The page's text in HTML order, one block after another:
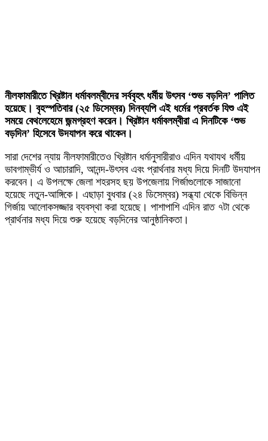
নীলফামারীতে খ্রিষ্টান ধর্মাবলম্বীদের সর্ববৃহৎ ধর্মীয় উৎসব ‘শুভ বড়দিন’ পালিত
হয়েছে। বৃহস্পতিবার (২৫ ডিসেম্বর) দিনব্যপি এই ধর্মের প্রবর্তক যিশু এই
সময়ে বেথলেহেমে জন্মগ্রহণ করেন। খ্রিষ্টান ধর্মাবলম্বীরা এ দিনটিকে ‘শুভ
বড়দিন’ হিসেবে উদযাপন করে থাকেন।
সারা দেশের ন্যায় নীলফামারীতেও খ্রিষ্টান ধর্মানুসারীরাও এদিন যথাযথ ধর্মীয়
ভাবগাম্ভীর্য ও আচারাদি, আনন্দ-উৎসব এবং প্রার্থনার মধ্য দিয়ে দিনটি উদযাপন
করবেন। এ উপলক্ষে জেলা শহরসহ ছয় উপজেলায় গির্জাগুলোকে সাজানো
হয়েছে নতুন-আঙ্গিকে। এছাড়া বুধবার (২৪ ডিসেম্বর) সন্ধ্যা থেকে বিভিন্ন
গির্জায় আলোকসজ্জার ব্যবস্থা করা হয়েছে। পাশাপাশি এদিন রাত ৭টা থেকে
প্রার্থনার মধ্য দিয়ে শুরু হয়েছে বড়দিনের আনুষ্ঠানিকতা।